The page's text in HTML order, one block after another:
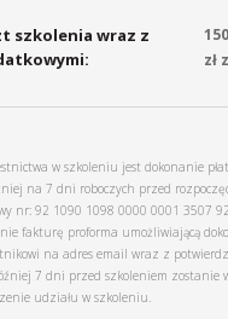
szkolenia wraz z
zł
w szkoleniu jest dokonanie
na 7 dni roboczych przed
nr: 92 1090 1098 0000 0001 3507
fakturę proforma umożliwiającą
na adres email wraz z
7 dni przed szkoleniem zostanie
udziału w szkoleniu.